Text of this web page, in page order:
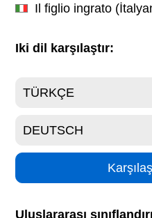
Il figlio ingrato
Iki dil karşılaştır:
Uluslararası